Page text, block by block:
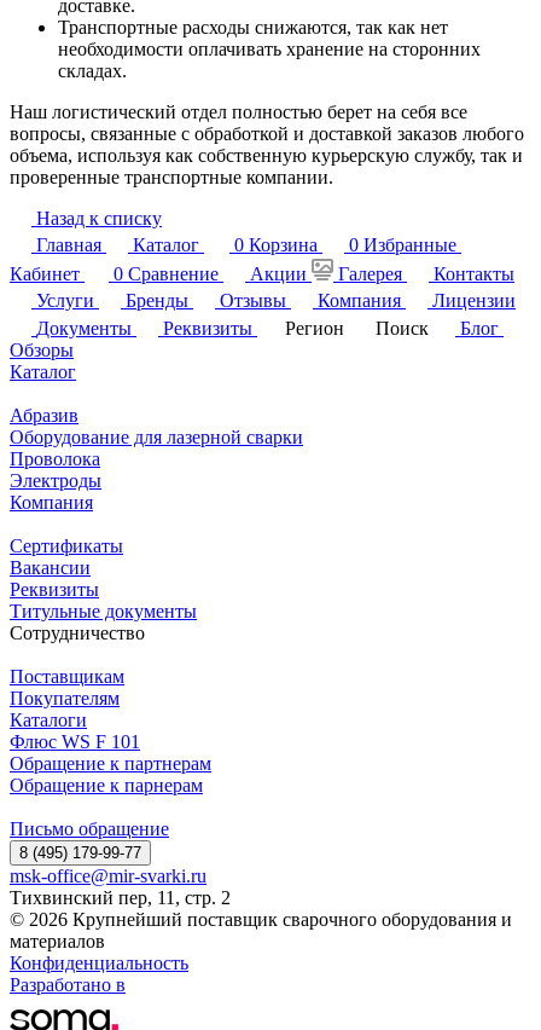
доставке.
Транспортные расходы снижаются, так как нет
необходимости оплачивать хранение на сторонних
складах.
Наш логистический отдел полностью берет на себя все
вопросы, связанные с обработкой и доставкой заказов любого
объема, используя как собственную курьерскую службу, так и
проверенные транспортные компании.
Назад к списку
Главная
Каталог 0 Корзина 0 Избранные
Кабинет
0 Сравнение Акции Галерея
Контакты
Услуги
Бренды Отзывы Компания
Лицензии
Документы
Реквизиты Регион Поиск
Блог
Обзоры
Каталог
Абразив
Оборудование для лазерной сварки
Проволока
Электроды
Компания
Сертификаты
Вакансии
Реквизиты
Титульные документы
Сотрудничество
Поставщикам
Покупателям
Каталоги
Флюс WS F 101
Обращение к партнерам
Обращение к парнерам
Письмо обращение
8 (495) 179-99-77
msk-office@mir-svarki.ru
Тихвинский пер, 11, стр. 2
© 2026 Крупнейший поставщик сварочного оборудования и
материалов
Конфиденциальность
Разработано в